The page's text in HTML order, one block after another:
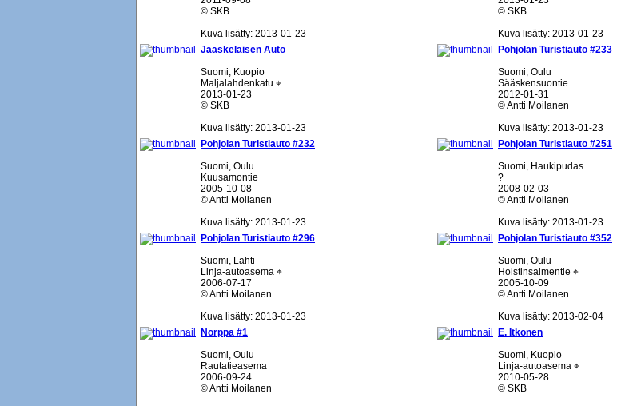
© SKB
Kuva lisätty: 2013-01-23
© SKB
Kuva lisätty: 2013-01-23
Jääskeläisen Auto
Suomi, Kuopio
Maljalahdenkatu ⌖
2013-01-23
© SKB
Kuva lisätty: 2013-01-23
Pohjolan Turistiauto #233
Suomi, Oulu
Sääskensuontie
2012-01-31
© Antti Moilanen
Kuva lisätty: 2013-01-23
Pohjolan Turistiauto #232
Suomi, Oulu
Kuusamontie
2005-10-08
© Antti Moilanen
Kuva lisätty: 2013-01-23
Pohjolan Turistiauto #251
Suomi, Haukipudas
?
2008-02-03
© Antti Moilanen
Kuva lisätty: 2013-01-23
Pohjolan Turistiauto #296
Suomi, Lahti
Linja-autoasema ⌖
2006-07-17
© Antti Moilanen
Kuva lisätty: 2013-01-23
Pohjolan Turistiauto #352
Suomi, Oulu
Holstinsalmentie ⌖
2005-10-09
© Antti Moilanen
Kuva lisätty: 2013-02-04
Norppa #1
Suomi, Oulu
Rautatieasema
2006-09-24
© Antti Moilanen
E. Itkonen
Suomi, Kuopio
Linja-autoasema ⌖
2010-05-28
© SKB